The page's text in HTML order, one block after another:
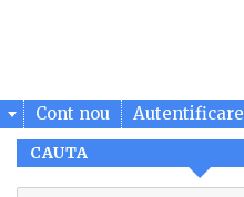
Cont nou Autentificare
CAUTA